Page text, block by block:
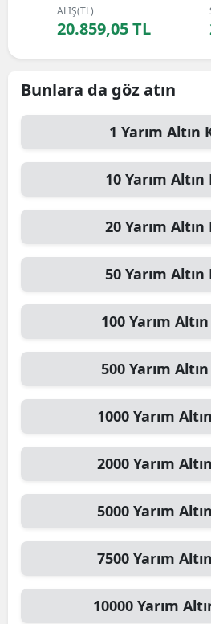
ALIŞ(TL)
20.859,05 TL
Bunlara da göz atın
1 Yarım Altın
10 Yarım Altın
20 Yarım Altın
50 Yarım Altın
100 Yarım Altın
500 Yarım Altın
1000 Yarım Altın
2000 Yarım Altın
5000 Yarım Altın
7500 Yarım Altın
10000 Yarım